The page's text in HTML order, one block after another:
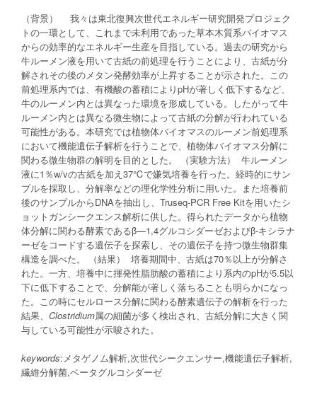
（背景） 我々は東北復興次世代エネルギー研究開発プロジェク
トの一環として、これまで未利用であった草本木質系バイオマス
からの効率的なエネルギー生産を目指している。過去の研究から
牛ルーメン液を用いて古紙の前処理を行うことにより、古紙が分
解されその後のメタン発酵効率が上昇することが示された。この
前処理系内では、有機酸の蓄積によりpHが著しく低下するなど、
牛のルーメン内とは異なった環境を形成している。したがって牛
ルーメン内とは異なる微生物によって古紙の分解が行われている
可能性がある。本研究では植物体バイオマスのルーメン前処理系
において機能遺伝子解析を行うことで、植物体バイオマス分解に
関わる微生物群の解明を目的とした。 （実験方法） 牛ルーメン
液に1％w/vの古紙を加え37℃で嫌気培養を行った。経時的にサン
プルを採取し、分解率などの理化学性分析に用いた。また培養前
後のサンプルからDNAを抽出し、Truseq-PCR Free Kitを用いたシ
ョットガンシークエンス解析に供した。得られたデータから植物
体分解に関わる酵素であるβ—1,4グルコシダーゼおよびβ-キシラナ
ーゼをコードする遺伝子を探索し、その遺伝子を持つ微生物群集
構造を調べた。 （結果） 培養期間中、古紙は70％以上が分解さ
れた。一方、培養中に揮発性脂肪酸の蓄積により系内のpHが5.5以
下に低下することで、分解能が著しく落ちることも明らかになっ
た。この時にセルロース分解に関わる酵素遺伝子の解析を行った
結果、 Clostridium属の細菌が多く検出され、古紙分解に大きく関
与している可能性が示唆された。
keywords:メタゲノム解析,次世代シークエンサー,機能遺伝子解析,
繊維分解菌,ベータグルコシダーゼ